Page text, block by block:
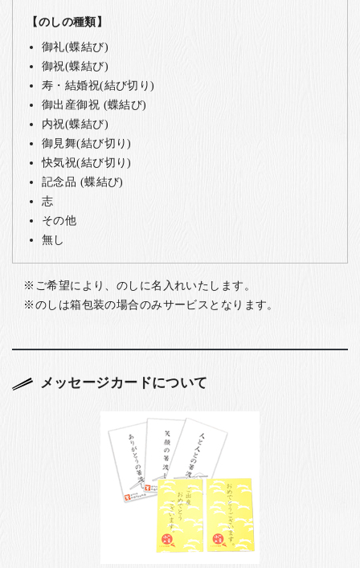
【のしの種類】
御礼(蝶結び)
御祝(蝶結び)
寿・結婚祝(結び切り)
御出産御祝 (蝶結び)
内祝(蝶結び)
御見舞(結び切り)
快気祝(結び切り)
記念品 (蝶結び)
志
その他
無し
ご希望により、のしに名入れいたします。
のしは箱包装の場合のみサービスとなります。
メッセージカードについて